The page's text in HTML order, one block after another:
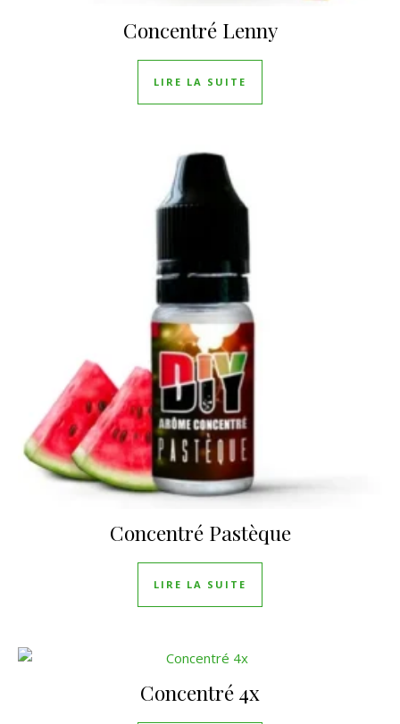
Concentré Lenny
LIRE LA SUITE
Concentré Pastèque
LIRE LA SUITE
Concentré 4x